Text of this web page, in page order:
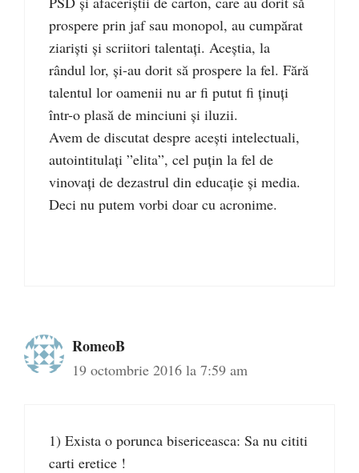
prospere prin jaf sau monopol, au cumpărat
ziariști și scriitori talentați. Aceștia, la
rândul lor, și-au dorit să prospere la fel. Fără
talentul lor oamenii nu ar fi putut fi ținuți
într-o plasă de minciuni și iluzii.
Avem de discutat despre acești intelectuali,
autointitulați ”elita”, cel puțin la fel de
vinovați de dezastrul din educație și media.
Deci nu putem vorbi doar cu acronime.
RomeoB
19 octombrie 2016 la 7:59 am
1) Exista o porunca bisericeasca: Sa nu cititi
carti eretice !